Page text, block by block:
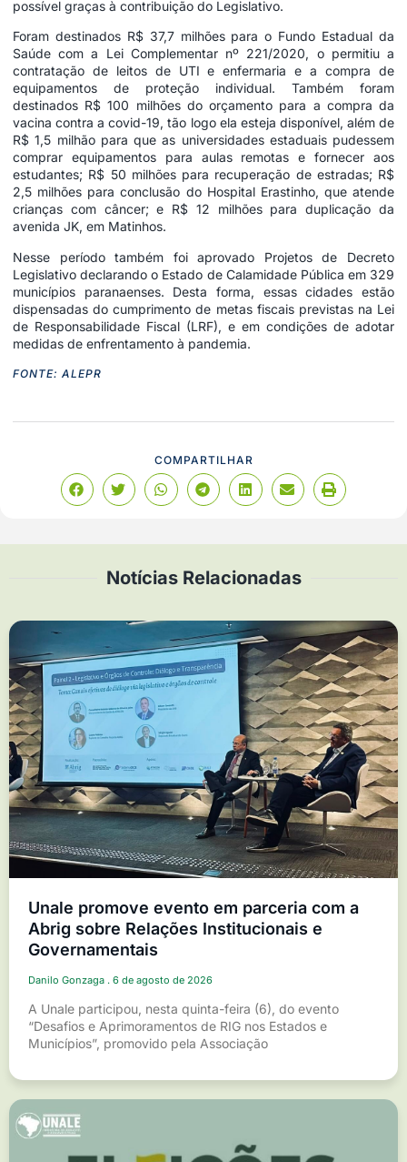
possível graças à contribuição do Legislativo.
Foram destinados R$ 37,7 milhões para o Fundo Estadual da
Saúde com a Lei Complementar nº 221/2020, o permitiu a
contratação de leitos de UTI e enfermaria e a compra de
equipamentos de proteção individual. Também foram
destinados R$ 100 milhões do orçamento para a compra da
vacina contra a covid-19, tão logo ela esteja disponível, além de
R$ 1,5 milhão para que as universidades estaduais pudessem
comprar equipamentos para aulas remotas e fornecer aos
estudantes; R$ 50 milhões para recuperação de estradas; R$
2,5 milhões para conclusão do Hospital Erastinho, que atende
crianças com câncer; e R$ 12 milhões para duplicação da
avenida JK, em Matinhos.
Nesse período também foi aprovado Projetos de Decreto
Legislativo declarando o Estado de Calamidade Pública em 329
municípios paranaenses. Desta forma, essas cidades estão
dispensadas do cumprimento de metas fiscais previstas na Lei
de Responsabilidade Fiscal (LRF), e em condições de adotar
medidas de enfrentamento à pandemia.
FONTE: ALEPR
COMPARTILHAR
Notícias Relacionadas
Unale promove evento em parceria com a
Abrig sobre Relações Institucionais e
Governamentais
Danilo Gonzaga 6 de agosto de 2026
A Unale participou, nesta quinta-feira (6), do evento
“Desafios e Aprimoramentos de RIG nos Estados e
Municípios”, promovido pela Associação